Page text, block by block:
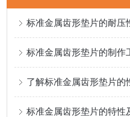
标准金属齿形垫片的耐压
标准金属齿形垫片的制作
了解标准金属齿形垫片的
标准金属齿形垫片的特性